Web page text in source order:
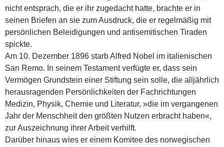
nicht entsprach, die er ihr zugedacht hatte, brachte er in
seinen Briefen an sie zum Ausdruck, die er regelmäßig mit
persönlichen Beleidigungen und antisemitischen Tiraden
spickte.
Am 10. Dezember 1896 starb Alfred Nobel im italienischen
San Remo. In seinem Testament verfügte er, dass sein
Vermögen Grundstein einer Stiftung sein solle, die alljährlich
herausragenden Persönlichkeiten der Fachrichtungen
Medizin, Physik, Chemie und Literatur, »die im vergangenen
Jahr der Menschheit den größten Nutzen erbracht haben«,
zur Auszeichnung ihrer Arbeit verhilft.
Darüber hinaus wies er einem Komitee des norwegischen